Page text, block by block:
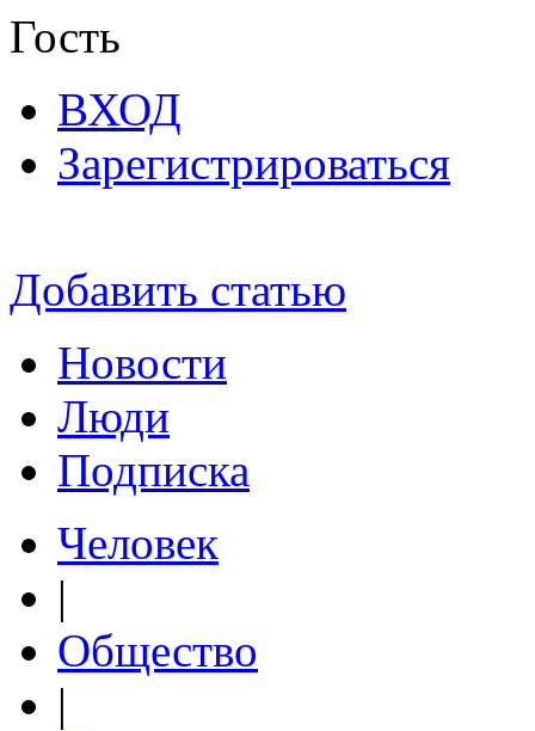
Гость
ВХОД
Зарегистрироваться
Добавить статью
Новости
Люди
Подписка
Человек
|
Общество
|